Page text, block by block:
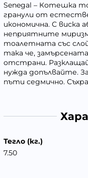
Senegal – Котешка
гранули от
икономична. С виска
неприятните
тоалетната със
така че,
отстрани.
нужда допълвайте.
пъти седмично.
Тегло (кг.)
7.50